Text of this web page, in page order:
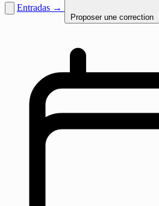
Entradas →
Proposer une correction